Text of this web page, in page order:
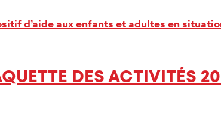
d’aide aux enfants et adultes en
DES ACTIVITÉS